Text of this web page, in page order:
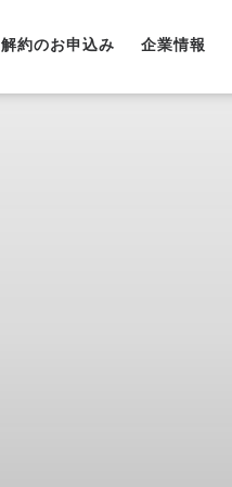
解約のお申込み 企業情報